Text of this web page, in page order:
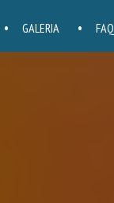
GALERIA FAQ